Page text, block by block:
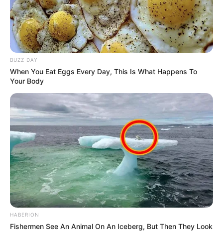
BUZZ DAY
When You Eat Eggs Every Day, This Is What Happens To
Your Body
HABERION
Fishermen See An Animal On An Iceberg, But Then They Look